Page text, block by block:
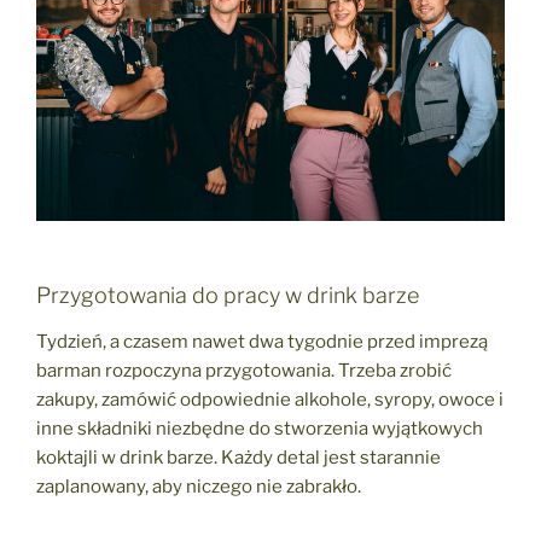
Przygotowania do pracy w drink barze
Tydzień, a czasem nawet dwa tygodnie przed imprezą
barman rozpoczyna przygotowania. Trzeba zrobić
zakupy, zamówić odpowiednie alkohole, syropy, owoce i
inne składniki niezbędne do stworzenia wyjątkowych
koktajli w drink barze. Każdy detal jest starannie
zaplanowany, aby niczego nie zabrakło.